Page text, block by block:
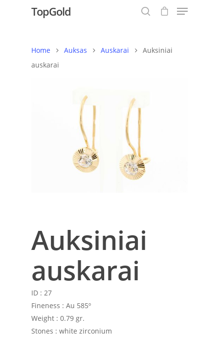
Hit enter to search or ESC to close
TopGold
Home Auksas Auskarai
Auksiniai
auskarai
Auksiniai
auskarai
ID : 27
Fineness : Au 585º
Weight : 0.79 gr.
Stones : white zirconium